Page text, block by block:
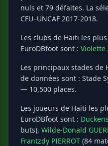
nuls et 79 défaites. La
CFU–UNCAF 2017-2018.
Les clubs de Haiti les
EuroDBfoot sont : Violette
Les principaux stades de
de données sont : Stade
— 10,500 places.
Les joueurs de Haiti les
EuroDBfoot sont :
buts), Wilde-Donald
Frantzdy PIERROT (84